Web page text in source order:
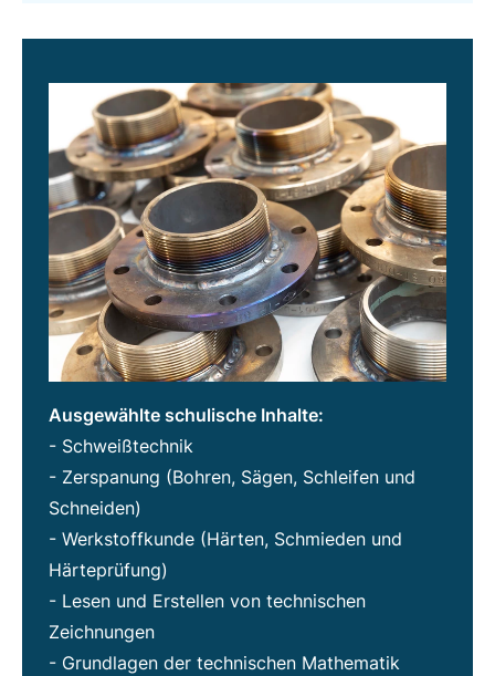
Ausgewählte schulische Inhalte:
- Schweißtechnik
- Zerspanung (Bohren, Sägen, Schleifen und
Schneiden)
- Werkstoffkunde (Härten, Schmieden und
Härteprüfung)
- Lesen und Erstellen von technischen
Zeichnungen
- Grundlagen der technischen Mathematik